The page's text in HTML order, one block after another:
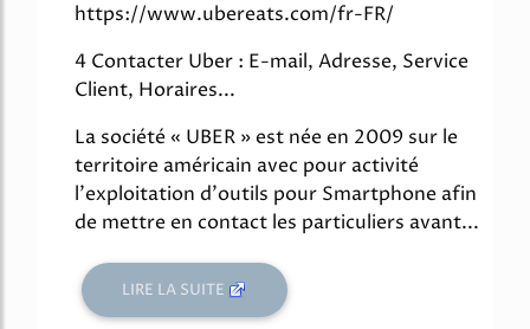
https://www.ubereats.com/fr-FR/
4 Contacter Uber : E-mail, Adresse, Service
Client, Horaires...
La société « UBER » est née en 2009 sur le
territoire américain avec pour activité
l'exploitation d'outils pour Smartphone afin
de mettre en contact les particuliers avant...
LIRE LA SUITE